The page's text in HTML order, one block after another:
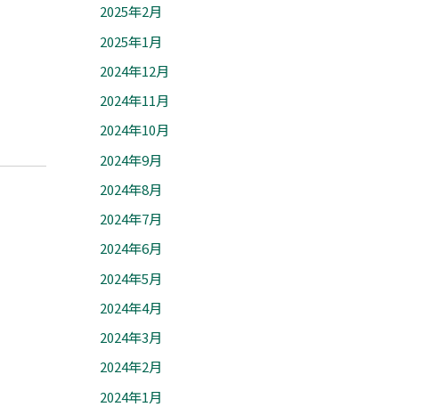
2025年2月
2025年1月
2024年12月
2024年11月
2024年10月
2024年9月
2024年8月
2024年7月
2024年6月
2024年5月
2024年4月
2024年3月
2024年2月
2024年1月